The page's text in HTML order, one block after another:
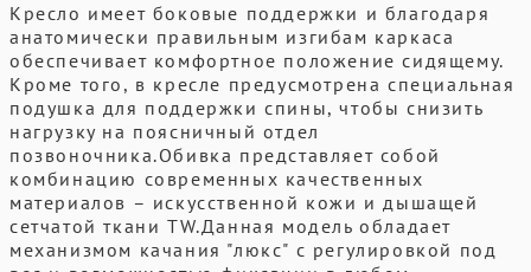
Кресло имеет боковые поддержки и благодаря
анатомически правильным изгибам каркаса
обеспечивает комфортное положение сидящему.
Кроме того, в кресле предусмотрена специальная
подушка для поддержки спины, чтобы снизить
нагрузку на поясничный отдел
позвоночника.Обивка представляет собой
комбинацию современных качественных
материалов – искусственной кожи и дышащей
сетчатой ткани TW.Данная модель обладает
механизмом качания "люкс" с регулировкой под